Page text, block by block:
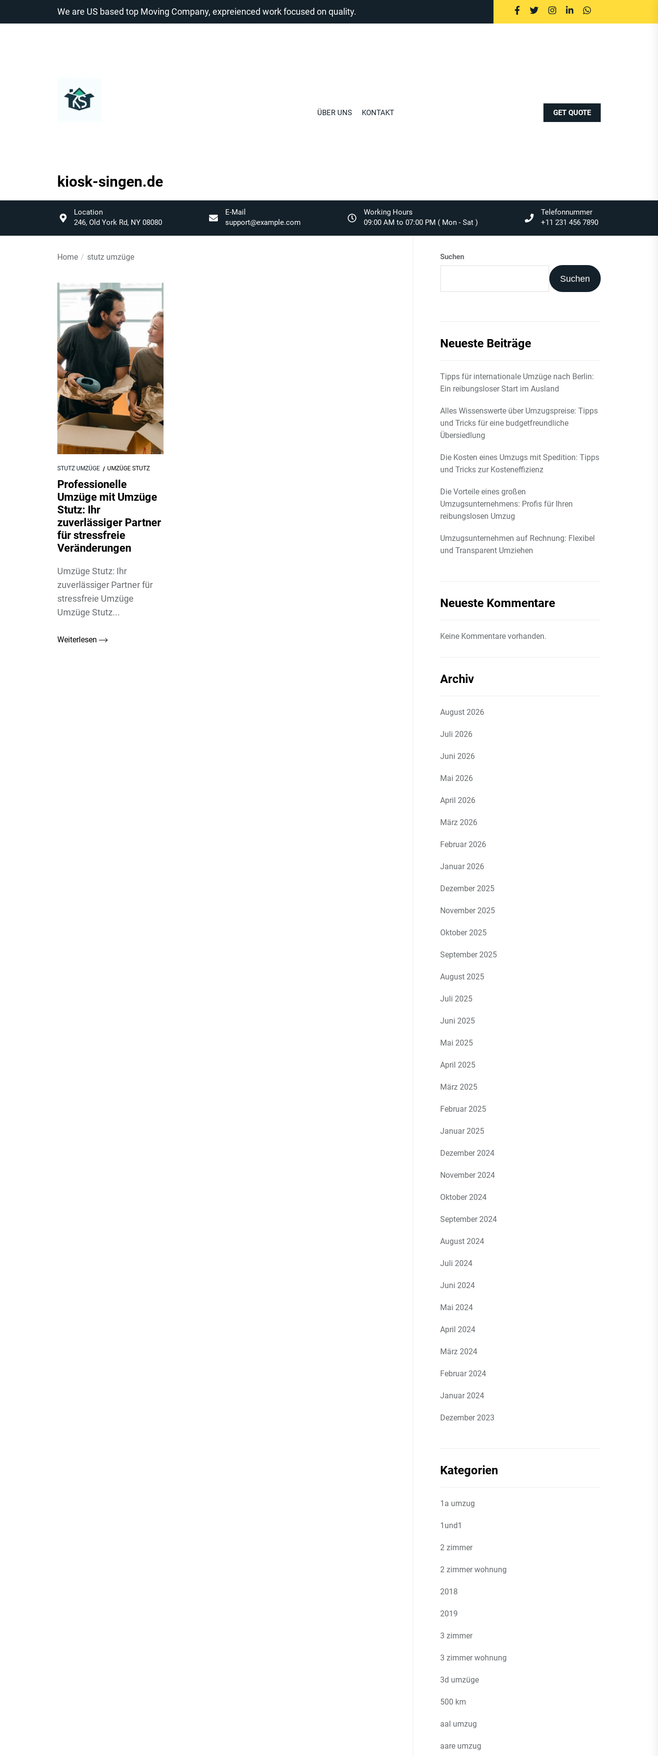
We are US based top Moving Company, expreienced work focused on quality.
kiosk-
kiosk-singen.de
ÜBER UNS KONTAKT GET QUOTE
Location
246, Old York Rd, NY 08080
E-Mail
support@example.com
Working Hours
09:00 AM to 07:00 PM ( Mon - Sat )
Telefonnummer
+11 231 456 7890
Home stutz umzüge
STUTZ UMZÜGE UMZÜGE STUTZ
Professionelle
Umzüge mit Umzüge
Stutz: Ihr
zuverlässiger Partner
für stressfreie
Veränderungen
Umzüge Stutz: Ihr
zuverlässiger Partner für
stressfreie Umzüge
Umzüge Stutz...
Weiterlesen
Suchen
Suchen
Neueste Beiträge
Tipps für internationale Umzüge nach Berlin:
Ein reibungsloser Start im Ausland
Alles Wissenswerte über Umzugspreise: Tipps
und Tricks für eine budgetfreundliche
Übersiedlung
Die Kosten eines Umzugs mit Spedition: Tipps
und Tricks zur Kosteneffizienz
Die Vorteile eines großen
Umzugsunternehmens: Profis für Ihren
reibungslosen Umzug
Umzugsunternehmen auf Rechnung: Flexibel
und Transparent Umziehen
Neueste Kommentare
Keine Kommentare vorhanden.
Archiv
August 2026
Juli 2026
Juni 2026
Mai 2026
April 2026
März 2026
Februar 2026
Januar 2026
Dezember 2025
November 2025
Oktober 2025
September 2025
August 2025
Juli 2025
Juni 2025
Mai 2025
April 2025
März 2025
Februar 2025
Januar 2025
Dezember 2024
November 2024
Oktober 2024
September 2024
August 2024
Juli 2024
Juni 2024
Mai 2024
April 2024
März 2024
Februar 2024
Januar 2024
Dezember 2023
Kategorien
1a umzug
1und1
2 zimmer
2 zimmer wohnung
2018
2019
3 zimmer
3 zimmer wohnung
3d umzüge
500 km
aal umzug
aare umzug